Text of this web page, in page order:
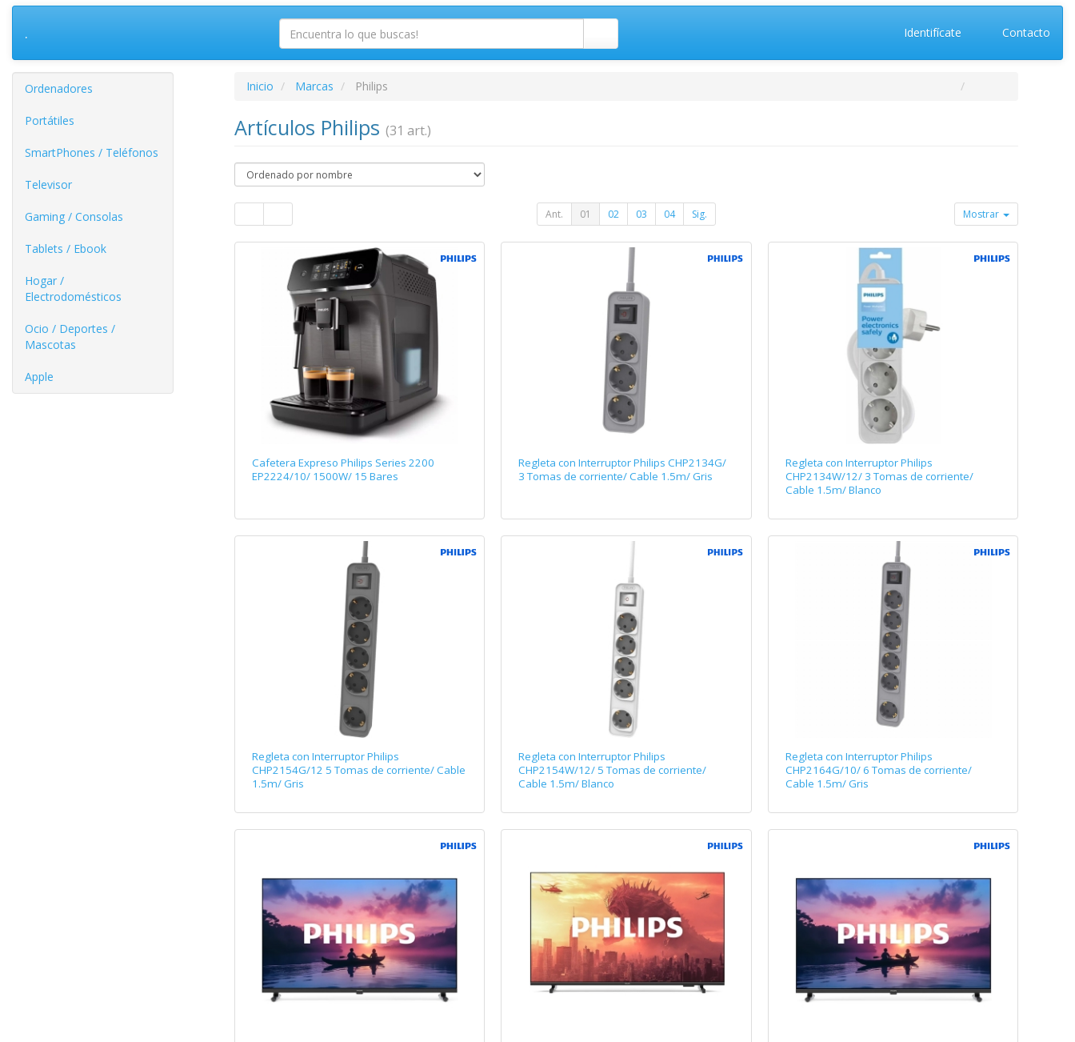
. Identifícate Contacto
Ordenadores
Portátiles
SmartPhones / Teléfonos
Televisor
Gaming / Consolas
Tablets / Ebook
Hogar /
Electrodomésticos
Ocio / Deportes /
Mascotas
Apple
Inicio Marcas Philips
Artículos Philips (31 art.)
Ant. 01 02 03 04 Sig. Mostrar
Cafetera Expreso Philips Series 2200
EP2224/10/ 1500W/ 15 Bares
Regleta con Interruptor Philips CHP2134G/
3 Tomas de corriente/ Cable 1.5m/ Gris
Regleta con Interruptor Philips
CHP2134W/12/ 3 Tomas de corriente/
Cable 1.5m/ Blanco
Regleta con Interruptor Philips
CHP2154G/12 5 Tomas de corriente/ Cable
1.5m/ Gris
Regleta con Interruptor Philips
CHP2154W/12/ 5 Tomas de corriente/
Cable 1.5m/ Blanco
Regleta con Interruptor Philips
CHP2164G/10/ 6 Tomas de corriente/
Cable 1.5m/ Gris